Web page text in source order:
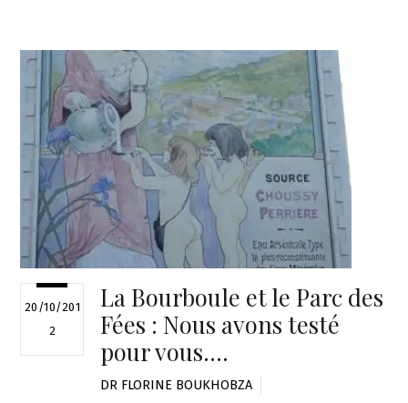
20/10/201
2
La Bourboule et le Parc des
Fées : Nous avons testé
pour vous….
DR FLORINE BOUKHOBZA